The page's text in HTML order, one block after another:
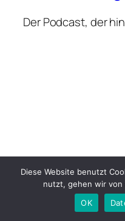
Der Podcast, der
Diese Website benutzt
nutzt, gehen wir von
OK